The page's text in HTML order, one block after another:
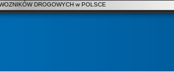
DROGOWYCH w POLSCE